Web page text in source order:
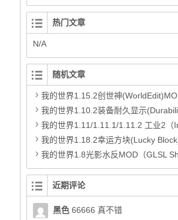
热门文章
N/A
随机文章
我的世界1.15.2创世神
我的世界1.10.2装备耐久显示(Durability
我的世界1.11/1.11.1/1.11.2 工业2（Industrial Craft2）
我的世界1.18.2幸运方块(Lucky Block)MOD
我的世界1.8光影水反MOD（GLSL Shaders）
近期评论
黑色 66666 真不错